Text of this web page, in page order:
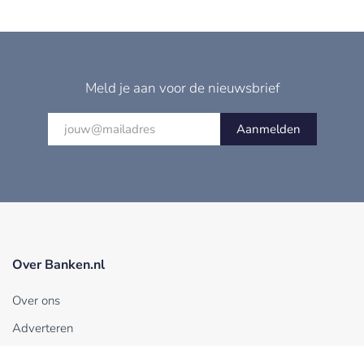
Meld je aan voor de nieuwsbrief
Aanmelden
Over Banken.nl
Over ons
Adverteren